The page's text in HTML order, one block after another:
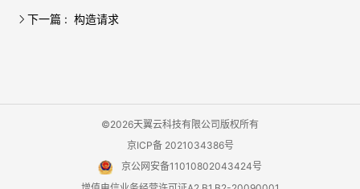
Region}" | xxd -p -c 256) -binary)
signature=$(echo -en "${stringToSign}" | openssl d
gst -sha256 -mac HMAC -macopt hexkey:$(
${kSigning}" | xxd -p -c 256) | awk '{print $2}'
下一篇 : 构造请求
©2026天翼云科技有限公司版权所有
京ICP备 2021034386号
京公网安备11010802043424号